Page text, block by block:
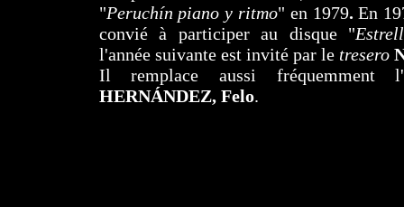
"Peruchín piano y ritmo" en 1979.En
convié à participer au disque "
l'année suivante est invité par le tresero
Il remplace aussi fréquemment
HERNÁNDEZ, Felo.